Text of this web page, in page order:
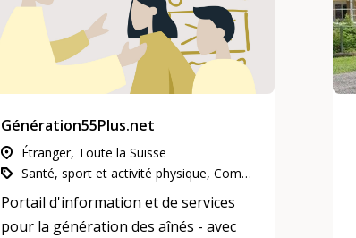
Génération55Plus.net
Étranger, Toute la Suisse
Santé, sport et activité physique, Communication et médias, Participation, intégration et inclusion
Portail d'information et de services
pour la génération des aînés - avec